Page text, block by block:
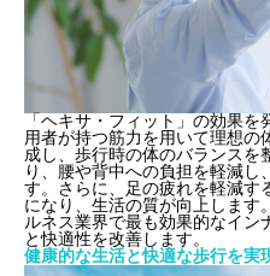
「ヘキサ・フィット」の効果
用者が持つ筋力を用いて理想の
成し、歩行時の体のバランスを
り、腰や背中への負担を軽減し
す。さらに、足の疲れを軽減す
になり、生活の質が向上します
ルネス業界で最も効果的なイン
と快適性を改善します。
健康的な生活と快適な歩行を実